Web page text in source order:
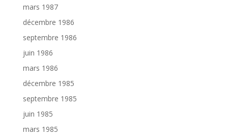
mars 1987
décembre 1986
septembre 1986
juin 1986
mars 1986
décembre 1985
septembre 1985
juin 1985
mars 1985